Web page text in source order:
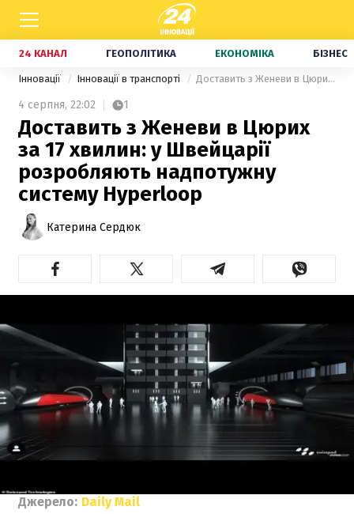
24 КАНАЛ ГЕОПОЛІТИКА ЕКОНОМІКА БІЗНЕС
Інновації Інновації в транспорті Доставить з Женеви в Цюрих за 17 хвилин: у Швейцарії розробляють надпотужну систему Hyperloop
4 серпня, 22:02 1
Доставить з Женеви в Цюрих
за 17 хвилин: у Швейцарії
розробляють надпотужну
систему Hyperloop
Катерина Сердюк
Джерело: Daily Mail